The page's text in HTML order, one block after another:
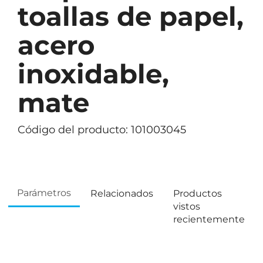
toallas de papel,
acero
inoxidable,
mate
Código del producto: 101003045
Parámetros Relacionados
Productos
vistos
recientemente